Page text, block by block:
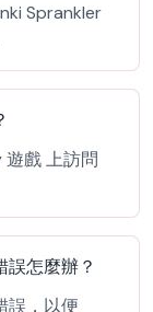
Sprankler
戲 上訪問
怎麼辦？
誤，以便